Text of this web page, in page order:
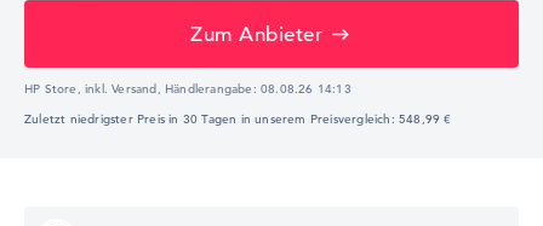
Zum Anbieter
HP Store, inkl. Versand, Händlerangabe:08.08.26 14:13
Zuletzt niedrigster Preis in 30 Tagen in unserem Preisvergleich: 548,99 €